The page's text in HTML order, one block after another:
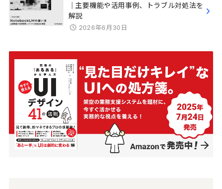
｜主要機能や活用事例、トラブル対処法を
解説
2026年6月30日